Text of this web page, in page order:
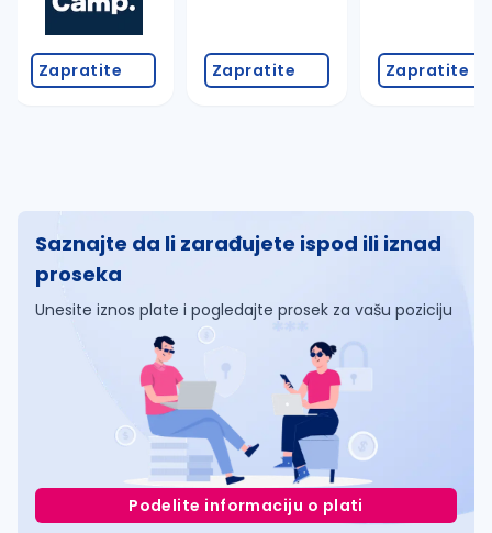
Zapratite Zapratite Zapratite
Saznajte da li zarađujete ispod ili iznad
proseka
Unesite iznos plate i pogledajte prosek za vašu poziciju
Podelite informaciju o plati